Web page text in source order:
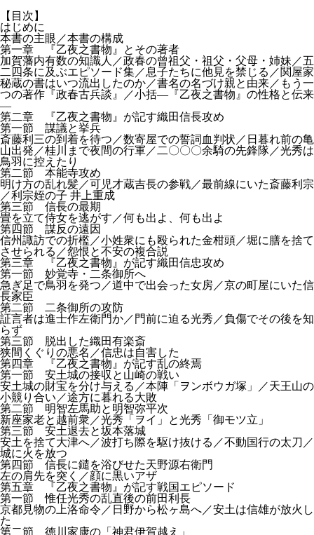
【目次】
はじめに
本書の主眼／本書の構成
第一章 『乙夜之書物』とその著者
加賀藩内有数の知識人／政春の曾祖父・祖父・父母・姉妹／五
二四条に及ぶエピソード集／息子たちに他見を禁じる／関屋家
秘蔵の書はいつ流出したのか／書名の名づけ親と由来／もう一
つの著作『政春古兵談』／小括―『乙夜之書物』の性格と伝来
―
第二章 『乙夜之書物』が記す織田信長攻め
第一節 謀議と挙兵
斎藤利三の到着を待つ／数寄屋での誓詞血判状／日暮れ前の亀
山出発／桂川まで夜間の行軍／二〇〇〇余騎の先鋒隊／光秀は
鳥羽に控えたり
第二節 本能寺攻め
明け方の乱れ髪／可児才蔵吉長の参戦／最前線にいた斎藤利宗
／利宗姪の子 井上重成
第三節 信長の最期
畳を立て侍女を逃がす／何も出よ、何も出よ
第四節 謀反の遠因
信州諏訪での折檻／小姓衆にも殴られた金柑頭／堀に膳を捨て
させられる／怨恨と不安の複合説
第三章 『乙夜之書物』が記す織田信忠攻め
第一節 妙覚寺・二条御所へ
急ぎ足で鳥羽を発つ／道中で出会った女房／京の町屋にいた信
長家臣
第二節 二条御所の攻防
証言者は進士作左衛門か／門前に迫る光秀／負傷でその後を知
らず
第三節 脱出した織田有楽斎
狭間くぐりの悪名／信忠は自害した
第四章 『乙夜之書物』が記す乱の終焉
第一節 安土城の接収と山崎の戦い
安土城の財宝を分け与える／本陣「ヲンボウガ塚」／天王山の
小競り合い／途方に暮れる大敗
第二節 明智左馬助と明智弥平次
新座家老と越前衆／光秀「ヲイ」と光秀「御モツ立」
第三節 安土退去と坂本落城
安土を捨て大津へ／波打ち際を駆け抜ける／不動国行の太刀／
城に火を放つ
第四節 信長に鑓を浴びせた天野源右衛門
左の肩先を突く／顔に黒いアザ
第五章 『乙夜之書物』が記す戦国エピソード
第一節 惟任光秀の乱直後の前田利長
京都見物の上洛命令／日野から松ヶ島へ／安土は信雄が放火し
た
第二節 徳川家康の「神君伊賀越え」